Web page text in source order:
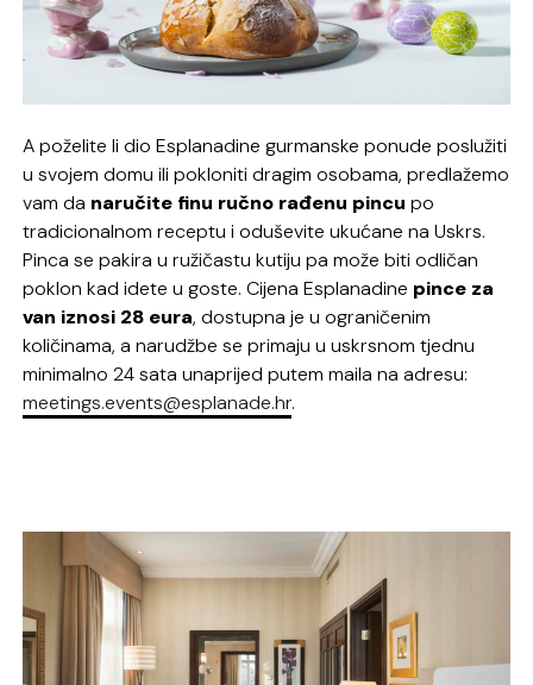
A poželite li dio Esplanadine gurmanske ponude poslužiti
u svojem domu ili pokloniti dragim osobama, predlažemo
vam da naručite finu ručno rađenu pincu po
tradicionalnom receptu i oduševite ukućane na Uskrs.
Pinca se pakira u ružičastu kutiju pa može biti odličan
poklon kad idete u goste. Cijena Esplanadine pince za
van iznosi 28 eura, dostupna je u ograničenim
količinama, a narudžbe se primaju u uskrsnom tjednu
minimalno 24 sata unaprijed putem maila na adresu:
meetings.events@esplanade.hr.